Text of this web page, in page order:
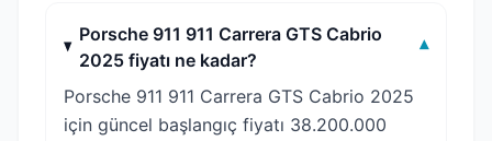
Porsche 911 911 Carrera GTS Cabrio
2025 fiyatı ne kadar?
▾
Porsche 911 911 Carrera GTS Cabrio 2025
için güncel başlangıç fiyatı 38.200.000